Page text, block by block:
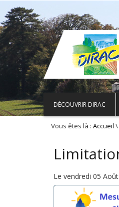
DÉCOUVRIR DIRAC
Vous êtes là : Accueil \
Le vendredi 05